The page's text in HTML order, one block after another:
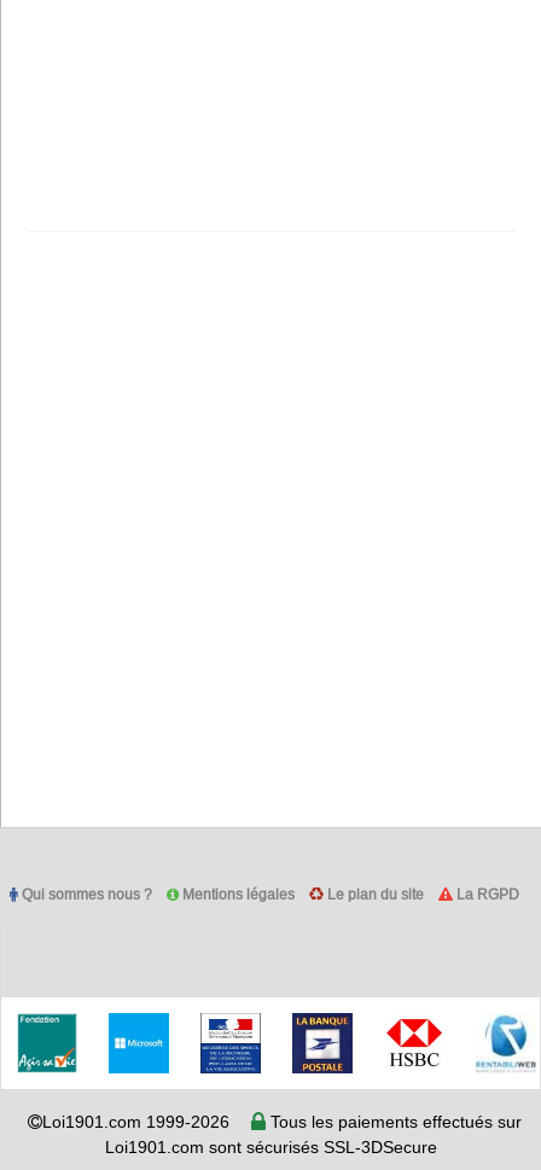
Qui sommes nous ? Mentions légales Le plan du site La RGPD
Loi1901.com 1999-2026
Tous les paiements effectués sur
Loi1901.com sont sécurisés SSL-3DSecure